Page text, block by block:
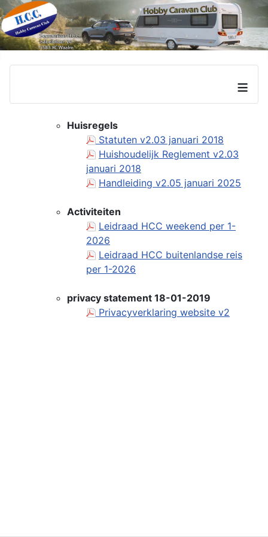
≡
Huisregels
Statuten v2.03 januari 2018
Huishoudelijk Reglement v2.03
januari 2018
Handleiding v2.05 januari 2025
Activiteiten
Leidraad HCC weekend per 1-
2026
Leidraad HCC buitenlandse reis
per 1-2026
privacy statement 18-01-2019
Privacyverklaring website v2